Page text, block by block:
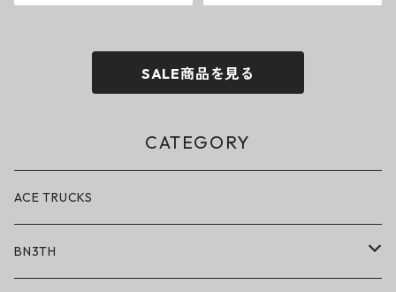
SALE商品を見る
CATEGORY
ACE TRUCKS
BN3TH